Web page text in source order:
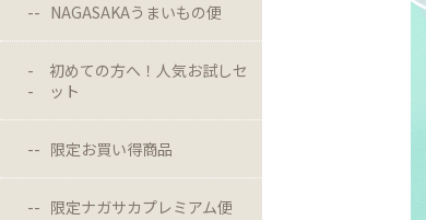
NAGASAKAうまいもの便
初めての方へ！人気お試しセ
ット
限定お買い得商品
限定ナガサカプレミアム便